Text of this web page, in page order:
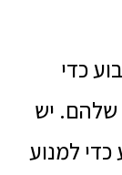
כדי
שלהם. יש
למנוע